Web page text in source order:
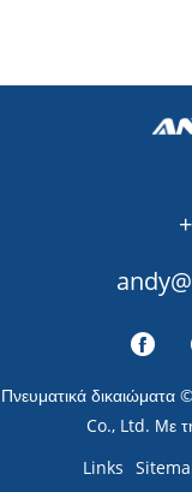
Πνευματικά
Co., Ltd. Με
Links